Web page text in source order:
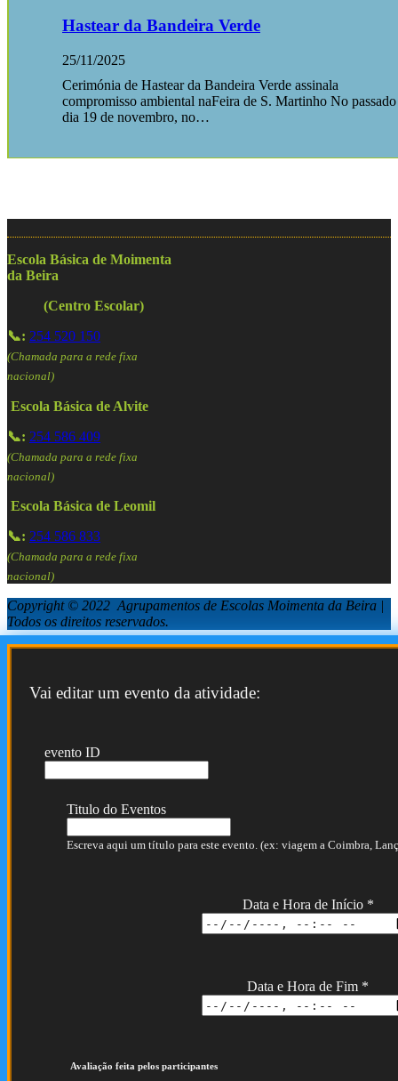
Hastear da Bandeira Verde
25/11/2025
Cerimónia de Hastear da Bandeira Verde assinala
compromisso ambiental naFeira de S. Martinho No passado
dia 19 de novembro, no…
Escola Básica de Moimenta
da Beira
(Centro Escolar)
📞: 254 520 150
(Chamada para a rede fixa
nacional)
Escola Básica de Alvite
📞: 254 586 409
(Chamada para a rede fixa
nacional)
Escola Básica de Leomil
📞: 254 586 833
(Chamada para a rede fixa
nacional)
Copyright © 2022 Agrupamentos de Escolas Moimenta da Beira |
Todos os direitos reservados.
Vai editar um evento da atividade:
evento ID
Titulo do Eventos
Escreva aqui um título para este evento. (ex: viagem a Coimbra,
Data e Hora de Início *
Data e Hora de Fim *
Avaliação feita pelos participantes